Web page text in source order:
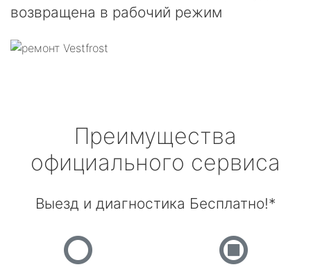
возвращена в рабочий режим
Преимущества
официального сервиса
Выезд и диагностика Бесплатно!*